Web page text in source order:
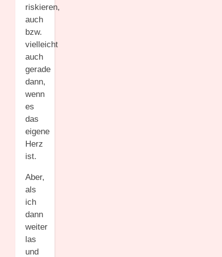
riskieren,
auch
bzw.
vielleicht
auch
gerade
dann,
wenn
es
das
eigene
Herz
ist.
Aber,
als
ich
dann
weiter
las
und